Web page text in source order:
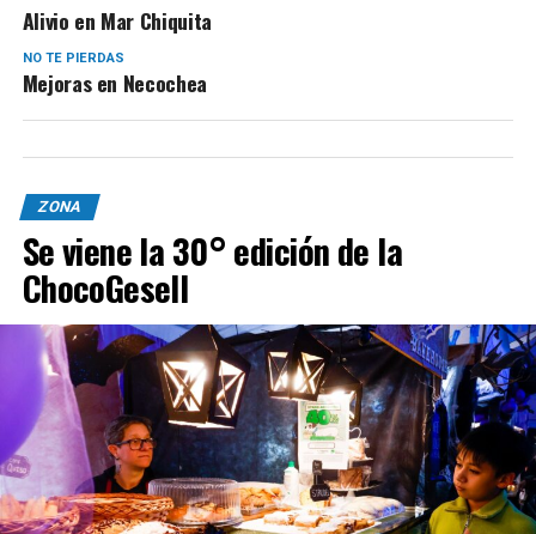
Alivio en Mar Chiquita
NO TE PIERDAS
Mejoras en Necochea
ZONA
Se viene la 30° edición de la
ChocoGesell